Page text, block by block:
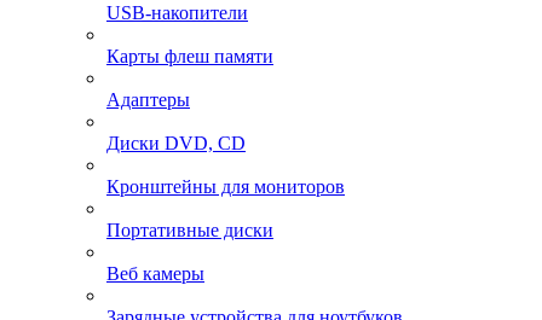
USB-накопители
Карты флеш памяти
Адаптеры
Диски DVD, CD
Кронштейны для мониторов
Портативные диски
Веб камеры